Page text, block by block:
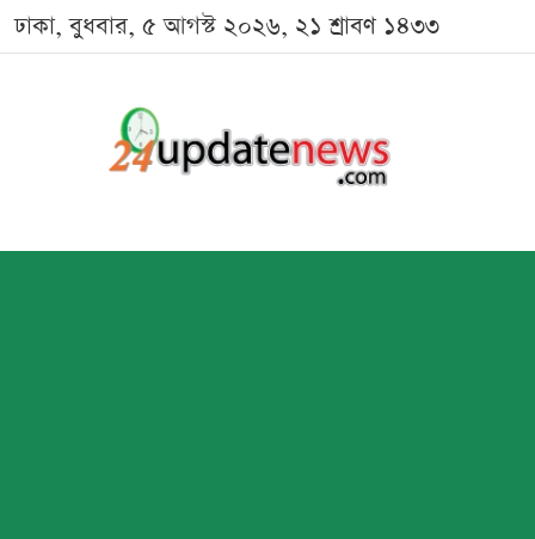
ঢাকা, বুধবার, ৫ আগস্ট ২০২৬, ২১ শ্রাবণ ১৪৩৩